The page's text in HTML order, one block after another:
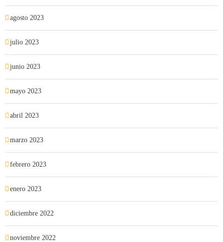
agosto 2023
julio 2023
junio 2023
mayo 2023
abril 2023
marzo 2023
febrero 2023
enero 2023
diciembre 2022
noviembre 2022